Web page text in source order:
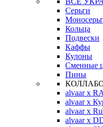
Серьги
Кольца
Подвески
Каффы
Кулоны
Сменные
Пины
alvaar x
alvaar x
alvaar x
alvaar x